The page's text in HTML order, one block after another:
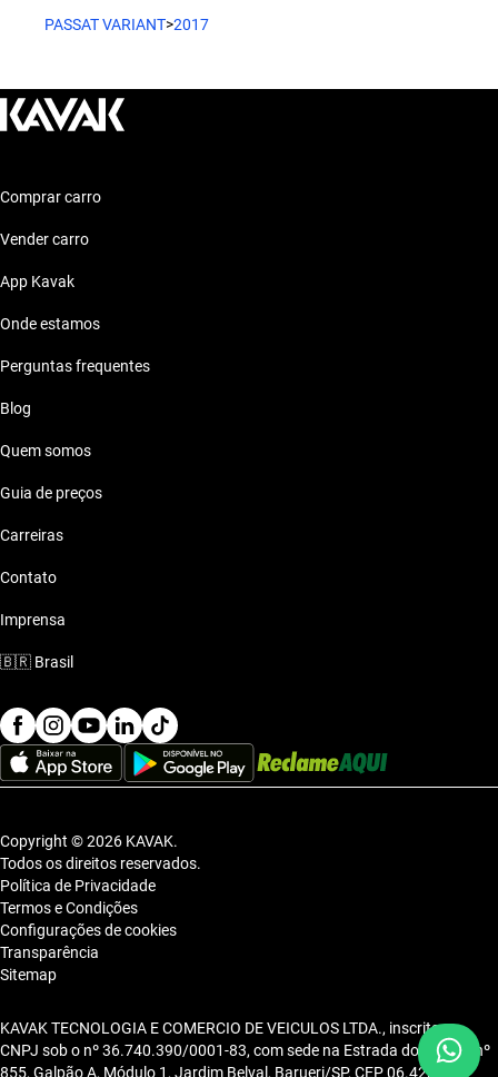
PASSAT VARIANT>2017
Comprar carro
Vender carro
App Kavak
Onde estamos
Perguntas frequentes
Blog
Quem somos
Guia de preços
Carreiras
Contato
Imprensa
🇧🇷 Brasil
Copyright © 2026 KAVAK.
Todos os direitos reservados.
Política de Privacidade
Termos e Condições
Configurações de cookies
Transparência
Sitemap
KAVAK TECNOLOGIA E COMERCIO DE VEICULOS LTDA., inscrita no
CNPJ sob o nº 36.740.390/0001-83, com sede na Estrada dos Alpes, nº
855, Galpão A, Módulo 1, Jardim Belval, Barueri/SP, CEP 06.423-080